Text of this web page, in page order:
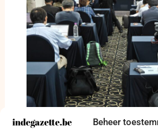
Beheer